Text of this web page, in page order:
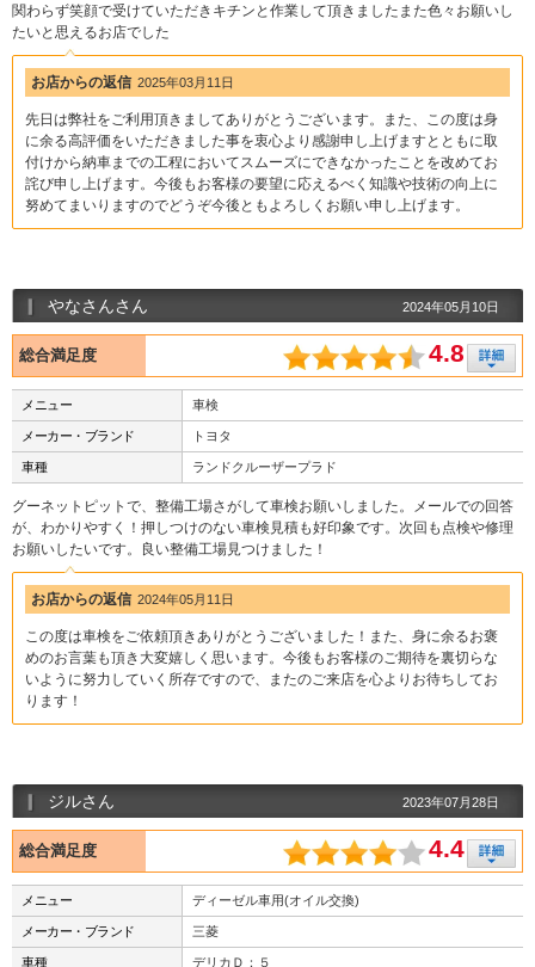
関わらず笑顔で受けていただきキチンと作業して頂きましたまた色々お願いし
たいと思えるお店でした
お店からの返信 2025年03月11日
先日は弊社をご利用頂きましてありがとうございます。また、この度は身
に余る高評価をいただきました事を衷心より感謝申し上げますとともに取
付けから納車までの工程においてスムーズにできなかったことを改めてお
詫び申し上げます。今後もお客様の要望に応えるべく知識や技術の向上に
努めてまいりますのでどうぞ今後ともよろしくお願い申し上げます。
やなさんさん 2024年05月10日
総合満足度 4.8
メニュー 車検
メーカー・ブランド トヨタ
車種 ランドクルーザープラド
グーネットピットで、整備工場さがして車検お願いしました。メールでの回答
が、わかりやすく！押しつけのない車検見積も好印象です。次回も点検や修理
お願いしたいです。良い整備工場見つけました！
お店からの返信 2024年05月11日
この度は車検をご依頼頂きありがとうございました！また、身に余るお褒
めのお言葉も頂き大変嬉しく思います。今後もお客様のご期待を裏切らな
いように努力していく所存ですので、またのご来店を心よりお待ちしてお
ります！
ジルさん 2023年07月28日
総合満足度 4.4
メニュー ディーゼル車用(オイル交換)
メーカー・ブランド 三菱
車種 デリカＤ：５